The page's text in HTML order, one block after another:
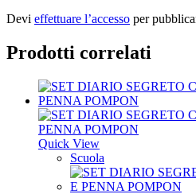
Devi effettuare l’accesso per
Prodotti correlati
Quick View
Scuola